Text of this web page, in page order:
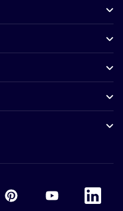
Accor Youtube
Accor